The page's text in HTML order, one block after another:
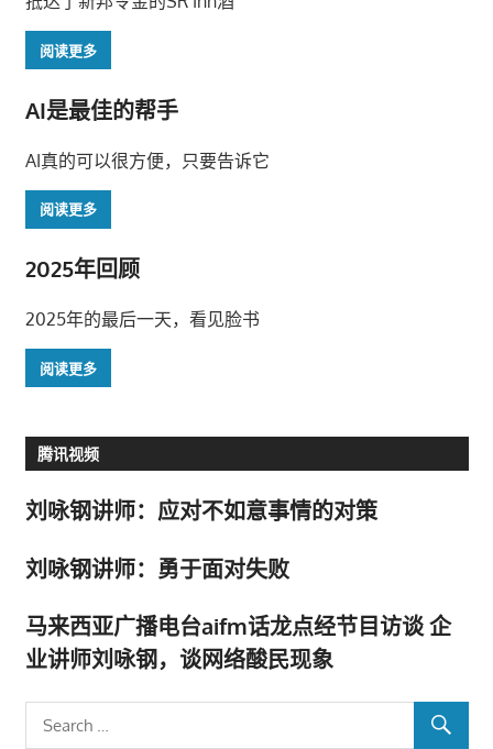
阅读更多
AI是最佳的帮手
AI真的可以很方便，只要告诉它
阅读更多
2025年回顾
2025年的最后一天，看见脸书
阅读更多
腾讯视频
刘咏钢讲师：应对不如意事情的对策
刘咏钢讲师：勇于面对失败
马来西亚广播电台aifm话龙点经节目访谈 企
业讲师刘咏钢，谈网络酸民现象